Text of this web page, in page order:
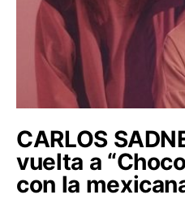
CARLOS
vuelta a
con la